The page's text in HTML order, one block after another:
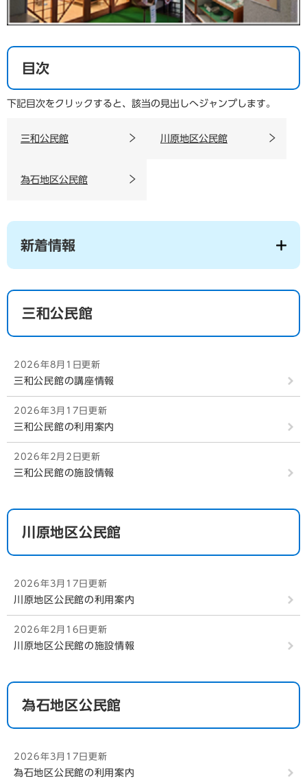
目次
下記目次をクリックすると、該当の見出しへジャンプします。
三和公民館 川原地区公民館
為石地区公民館
新着情報
三和公民館
2026年8月1日更新
三和公民館の講座情報
2026年3月17日更新
三和公民館の利用案内
2026年2月2日更新
三和公民館の施設情報
川原地区公民館
2026年3月17日更新
川原地区公民館の利用案内
2026年2月16日更新
川原地区公民館の施設情報
為石地区公民館
2026年3月17日更新
為石地区公民館の利用案内